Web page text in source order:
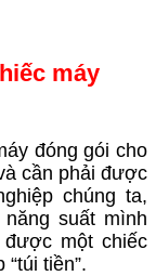
máy
đóng gói cho
cần phải được
chúng ta,
suất mình
một chiếc
tiền”.